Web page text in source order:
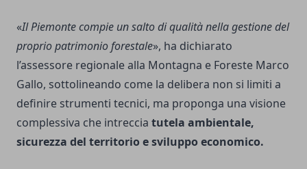
«Il Piemonte compie un salto di qualità nella gestione del
proprio patrimonio forestale», ha dichiarato
l’assessore regionale alla Montagna e Foreste Marco
Gallo, sottolineando come la delibera non si limiti a
definire strumenti tecnici, ma proponga una visione
complessiva che intreccia tutela ambientale,
sicurezza del territorio e sviluppo economico.